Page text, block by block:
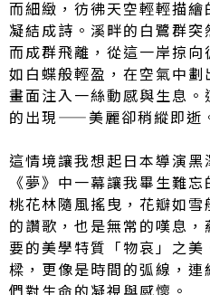
而細緻，彷彿天空輕輕描
凝結成詩。溪畔的白鷺群
而成群飛離，從這一岸掠
如白蝶般輕盈，在空氣中劃
畫面注入一絲動感與生息
的出現——美麗卻稍縱即逝
這情境讓我想起日本導演
《夢》中一幕讓我畢生難
桃花林隨風搖曳，花瓣如雪
的讚歌，也是無常的嘆息
要的美學特質「物哀」之美
樑，更像是時間的弧線，